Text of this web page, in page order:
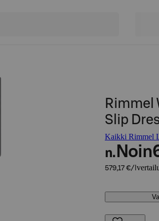
Rimmel
Slip
Kaikki Rimmel
n. Noin
579,17 €/l